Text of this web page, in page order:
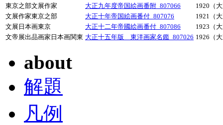
東京之部文展作家
大正九年度帝国絵画番附_807066
1920（
文展作家東京之部
大正十年帝国絵画番付_807076
1921（
文展日本画東京
大正十二年帝國絵画番付_807086
1923（
文帝展出品画家日本画関東 大正十五年版 東洋画家名鑑_807026 1926（
about
解題
凡例